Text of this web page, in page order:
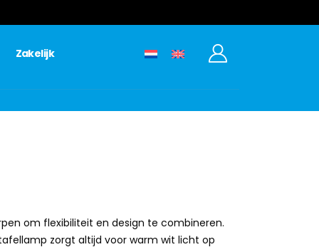
Zakelijk
om flexibiliteit en design te combineren.
zorgt altijd voor warm wit licht op